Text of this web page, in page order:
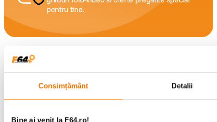
Consimțământ Detalii
Bine ai venit la F64.ro!
pentru tine.
Consultanta
specializata